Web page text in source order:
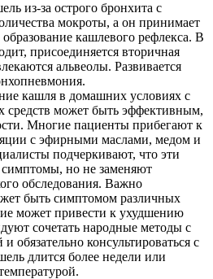
из-за острого бронхита с
мокроты, а он принимает
кашлевого рефлекса. В
присоединяется вторичная
альвеолы. Развивается
кашля в домашних условиях с
средств может быть эффективным,
Многие пациенты прибегают к
с эфирными маслами, медом и
подчеркивают, что эти
симптомы, но не заменяют
обследования. Важно
быть симптомом различных
может привести к ухудшению
сочетать народные методы с
обязательно консультироваться с
длится более недели или